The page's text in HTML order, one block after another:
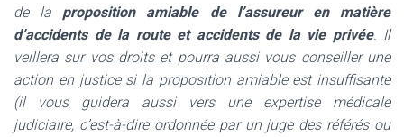
de la proposition amiable de l’assureur en matière
d’accidents de la route et accidents de la vie privée. Il
veillera sur vos droits et pourra aussi vous conseiller une
action en justice si la proposition amiable est insuffisante
(il vous guidera aussi vers une expertise médicale
judiciaire, c’est-à-dire ordonnée par un juge des référés ou